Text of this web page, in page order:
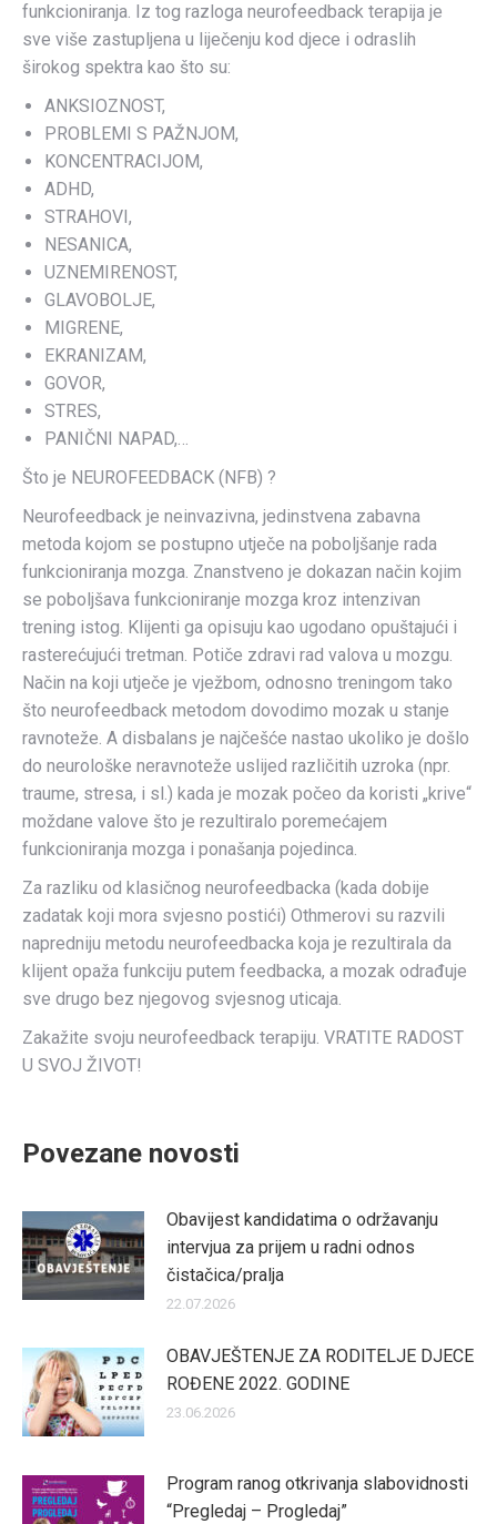
funkcioniranja. Iz tog razloga neurofeedback terapija je
sve više zastupljena u liječenju kod djece i odraslih
širokog spektra kao što su:
ANKSIOZNOST,
PROBLEMI S PAŽNJOM,
KONCENTRACIJOM,
ADHD,
STRAHOVI,
NESANICA,
UZNEMIRENOST,
GLAVOBOLJE,
MIGRENE,
EKRANIZAM,
GOVOR,
STRES,
PANIČNI NAPAD,…
Što je NEUROFEEDBACK (NFB) ?
Neurofeedback je neinvazivna, jedinstvena zabavna
metoda kojom se postupno utječe na poboljšanje rada
funkcioniranja mozga. Znanstveno je dokazan način kojim
se poboljšava funkcioniranje mozga kroz intenzivan
trening istog. Klijenti ga opisuju kao ugodano opuštajući i
rasterećujući tretman. Potiče zdravi rad valova u mozgu.
Način na koji utječe je vježbom, odnosno treningom tako
što neurofeedback metodom dovodimo mozak u stanje
ravnoteže. A disbalans je najčešće nastao ukoliko je došlo
do neurološke neravnoteže uslijed različitih uzroka (npr.
traume, stresa, i sl.) kada je mozak počeo da koristi „krive“
moždane valove što je rezultiralo poremećajem
funkcioniranja mozga i ponašanja pojedinca.
Za razliku od klasičnog neurofeedbacka (kada dobije
zadatak koji mora svjesno postići) Othmerovi su razvili
napredniju metodu neurofeedbacka koja je rezultirala da
klijent opaža funkciju putem feedbacka, a mozak odrađuje
sve drugo bez njegovog svjesnog uticaja.
Zakažite svoju neurofeedback terapiju. VRATITE RADOST
U SVOJ ŽIVOT!
Povezane novosti
Obavijest kandidatima o održavanju
intervjua za prijem u radni odnos
čistačica/pralja
22.07.2026
OBAVJEŠTENJE ZA RODITELJE DJECE
ROĐENE 2022. GODINE
23.06.2026
Program ranog otkrivanja slabovidnosti
“Pregledaj – Progledaj”